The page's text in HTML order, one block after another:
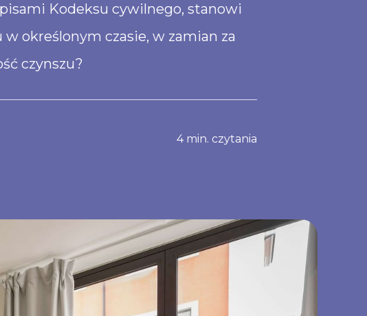
Kodeksu cywilnego, stanowi
określonym czasie, w zamian za
czynszu?
4min. czytania